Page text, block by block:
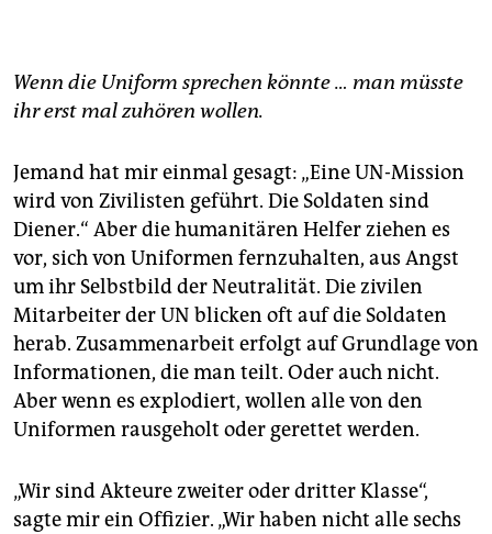
Wenn die Uniform sprechen könnte … man müsste
ihr erst mal zuhören wollen.
Jemand hat mir einmal gesagt: „Eine UN-Mission
wird von Zivilisten geführt. Die Soldaten sind
Diener.“ Aber die humanitären Helfer ziehen es
vor, sich von Uniformen fernzuhalten, aus Angst
um ihr Selbstbild der Neutralität. Die zivilen
Mitarbeiter der UN blicken oft auf die Soldaten
herab. Zusammenarbeit erfolgt auf Grundlage von
Informationen, die man teilt. Oder auch nicht.
Aber wenn es explodiert, wollen alle von den
Uniformen rausgeholt oder gerettet werden.
„Wir sind Akteure zweiter oder dritter Klasse“,
sagte mir ein Offizier. „Wir haben nicht alle sechs